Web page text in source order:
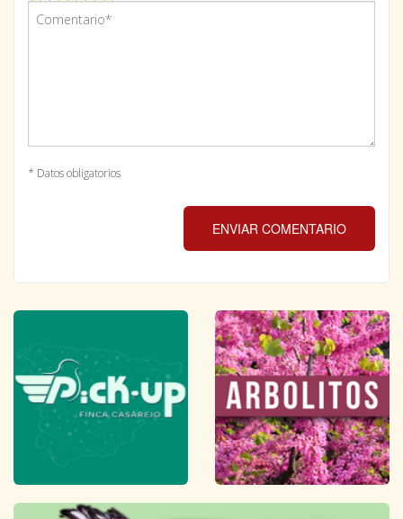
* Datos obligatorios
ENVIAR COMENTARIO